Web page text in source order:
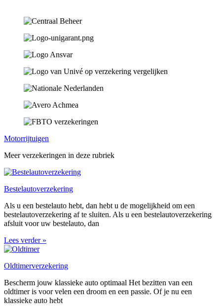
Motorrijtuigen
Meer verzekeringen in deze rubriek
Bestelautoverzekering
Als u een bestelauto hebt, dan hebt u de mogelijkheid om een
bestelautoverzekering af te sluiten. Als u een bestelautoverzekering
afsluit voor uw bestelauto, dan
Lees verder »
Oldtimerverzekering
Bescherm jouw klassieke auto optimaal Het bezitten van een
oldtimer is voor velen een droom en een passie. Of je nu een
klassieke auto hebt